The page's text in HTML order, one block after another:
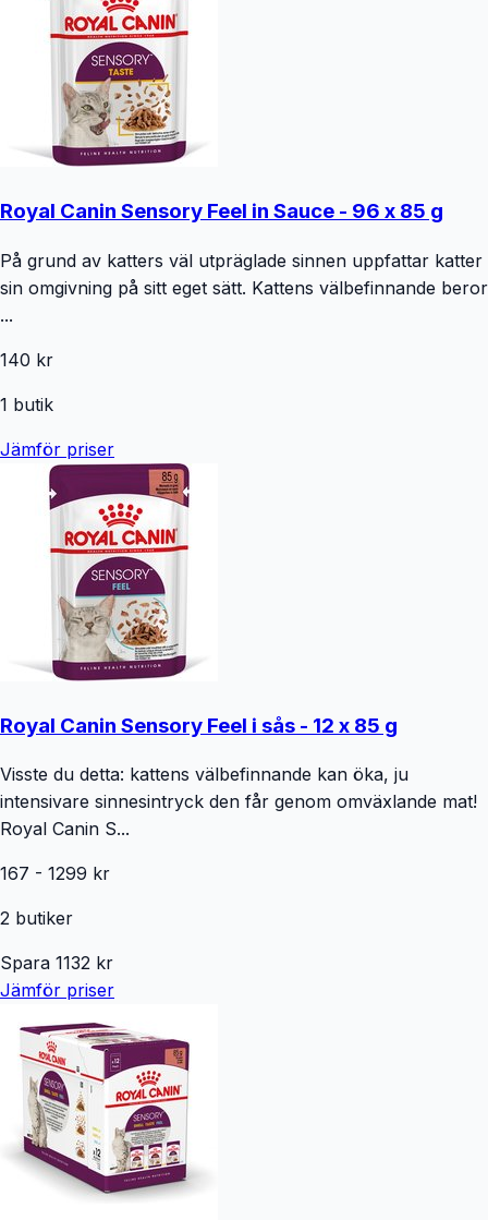
Royal Canin Sensory Feel in Sauce - 96 x 85 g
På grund av katters väl utpräglade sinnen uppfattar katter
sin omgivning på sitt eget sätt. Kattens välbefinnande beror
...
140 kr
1 butik
Jämför priser
Royal Canin Sensory Feel i sås - 12 x 85 g
Visste du detta: kattens välbefinnande kan öka, ju
intensivare sinnesintryck den får genom omväxlande mat!
Royal Canin S...
167 - 1299 kr
2 butiker
Spara 1132 kr
Jämför priser